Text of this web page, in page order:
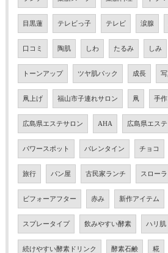
目黒蓮 テレビっ子 テレビ 涙腺
口コミ 陶肌 しわ たるみ しみ
トーンアップ ツヤ肌パック 成長
凧上げ 福山市子連れサロン 凧 手作
広島県エステサロン AHA 広島県エステ
パワースポット バレンタイン チョコ
旅行 パン屋 古民家ランチ スロー
ビフォーアフター 赤み 新作アイテム
スプレータイプ 飲みやすい酵素 ハリ肌
続けやすい酵素ドリンク 酵素石鹸 糀